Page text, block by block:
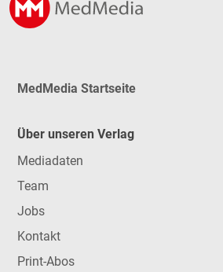
MedMedia Startseite
Über unseren Verlag
Mediadaten
Team
Jobs
Kontakt
Print-Abos